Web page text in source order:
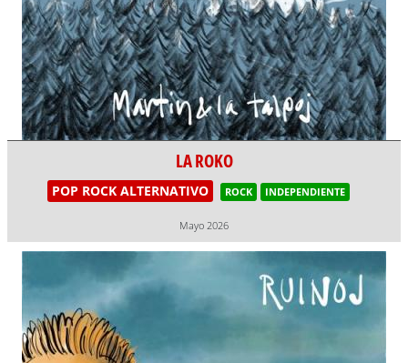
LA ROKO
POP ROCK ALTERNATIVO ROCK INDEPENDIENTE
Mayo 2026